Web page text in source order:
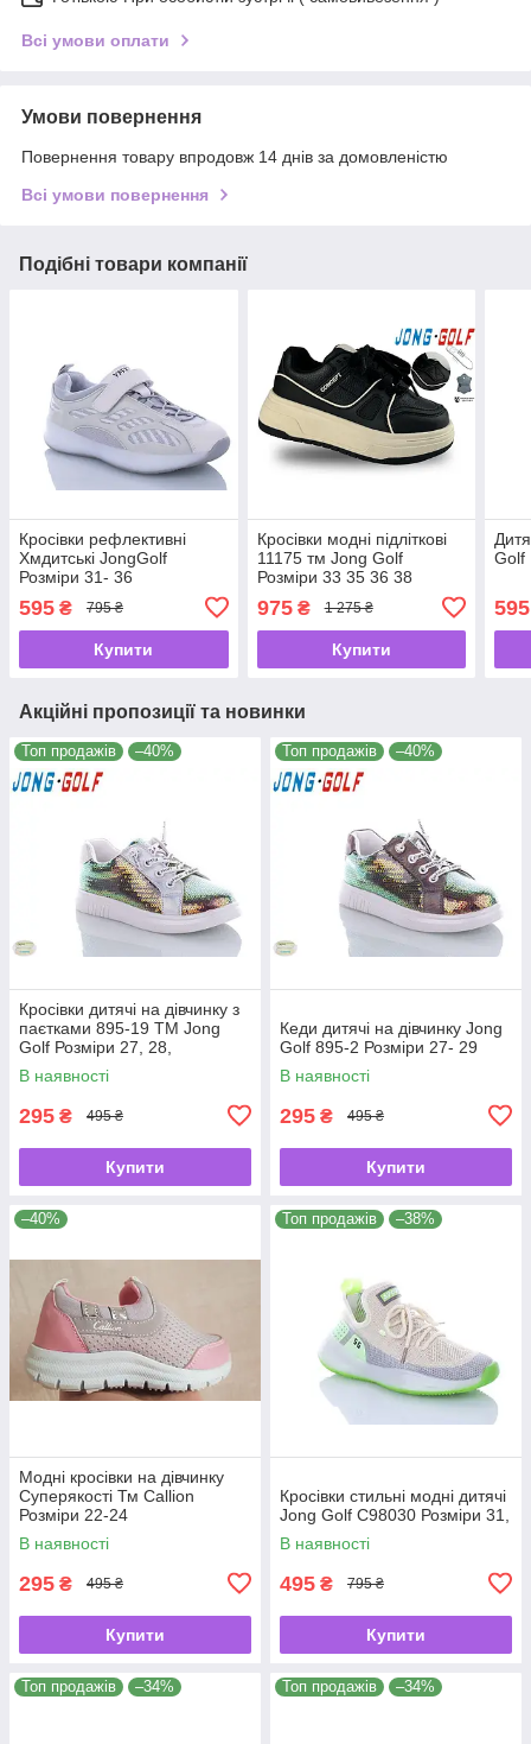
Всі умови оплати
Умови повернення
Повернення товару впродовж 14 днів за домовленістю
Всі умови повернення
Подібні товари компанії
Кросівки рефлективні
Хмдитські JongGolf
Розміри 31- 36
595 ₴ 795 ₴
Купити
Кросівки модні підліткові
11175 тм Jong Golf
Розміри 33 35 36 38
975₴ 1 275 ₴
Купити
Golf
595
Акційні пропозиції та новинки
Топ продажів –40%
Кросівки дитячі на дівчинку з
паєтками 895-19 ТМ Jong
Golf Розміри 27, 28,
В наявності
295 ₴ 495 ₴
Купити
Топ продажів –40%
Кеди дитячі на дівчинку Jong
Golf 895-2 Розміри 27- 29
В наявності
295 ₴ 495 ₴
Купити
–40%
Модні кросівки на дівчинку
Суперякості Тм Сallion
Розміри 22-24
В наявності
295 ₴ 495 ₴
Купити
Топ продажів –38%
Кросівки стильні модні дитячі
Jong Golf С98030 Розміри 31,
В наявності
495 ₴ 795 ₴
Купити
Топ продажів –34% Топ продажів –34%